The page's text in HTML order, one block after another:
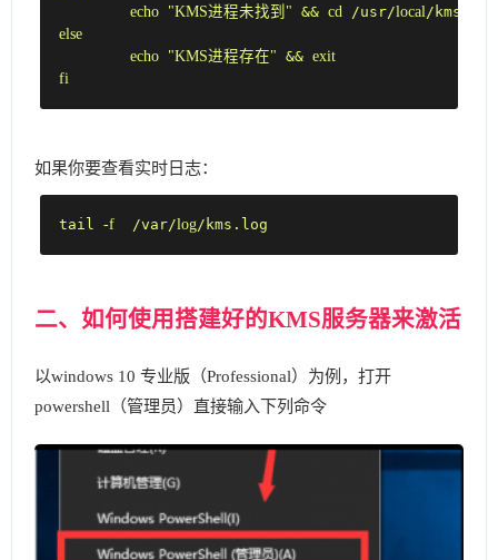
echo
"KMS进程未找到" && cd /usr/local/kms/
else
echo
"KMS进程存在" && exit
fi
如果你要查看实时日志：
tail -f
  /var/
log/kms.log
二、如何使用搭建好的KMS服务器来激活
以windows 10 专业版（Professional）为例，打开
powershell（管理员）直接输入下列命令